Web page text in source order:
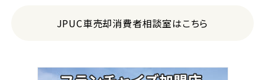
JPUC車売却消費者相談室はこちら